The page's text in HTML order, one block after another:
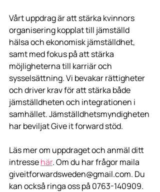
Vårt uppdrag är att stärka kvinnors
organisering kopplat till jämställd
hälsa och ekonomisk jämställdhet,
samt med fokus på att stärka
möjligheterna till karriär och
sysselsättning. Vi bevakar rättigheter
och driver krav för att stärka både
jämställdheten och integrationen i
samhället. Jämställdhetsmyndigheten
har beviljat Give it forward stöd.
Läs mer om uppdraget och anmäl ditt
intresse här. Om du har frågor maila
giveitforwardsweden@gmail.com. Du
kan också ringa oss på 0763-140909.